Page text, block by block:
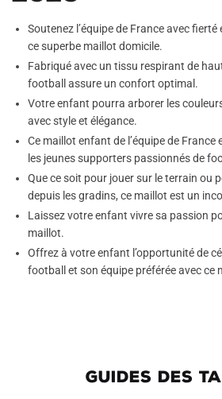
Soutenez l’équipe de France avec
ce superbe maillot domicile.
Fabriqué avec un tissu respirant de
football assure un confort optimal.
Votre enfant pourra arborer les
avec style et élégance.
Ce maillot enfant de l’équipe de
les jeunes supporters passionnés de
Que ce soit pour jouer sur le terrain ou
depuis les gradins, ce maillot est un
Laissez votre enfant vivre sa passion
maillot.
Offrez à votre enfant l’opportunité de
football et son équipe préférée avec ce
GUIDES DES